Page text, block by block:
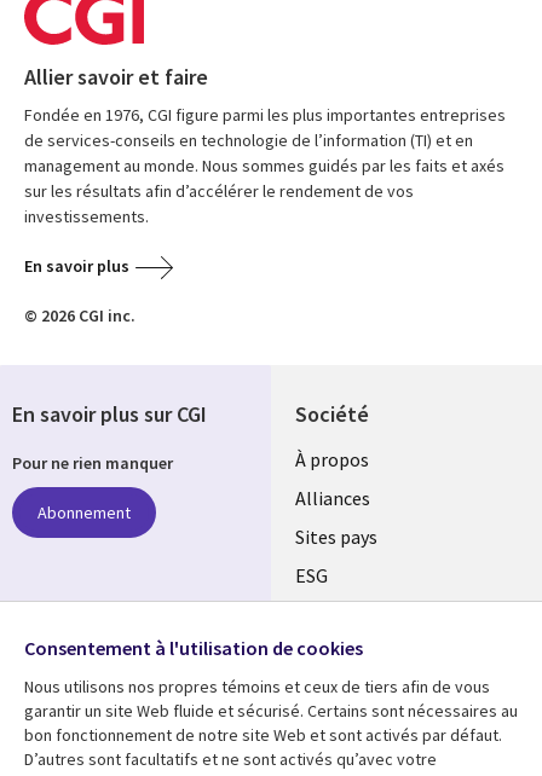
Allier savoir et faire
Fondée en 1976, CGI figure parmi les plus importantes entreprises
de services-conseils en technologie de l’information (TI) et en
management au monde. Nous sommes guidés par les faits et axés
sur les résultats afin d’accélérer le rendement de vos
investissements.
En savoir plus
© 2026 CGI inc.
Société
À propos
Alliances
Sites pays
ESG
Fusions
Salle de presse
En savoir plus sur CGI
Pour ne rien manquer
Abonnement
Suivez-nous
Social
Media
Global
Consentement à l'utilisation de cookies
Nous utilisons nos propres témoins et ceux de tiers afin de vous
garantir un site Web fluide et sécurisé. Certains sont nécessaires au
bon fonctionnement de notre site Web et sont activés par défaut.
D’autres sont facultatifs et ne sont activés qu’avec votre